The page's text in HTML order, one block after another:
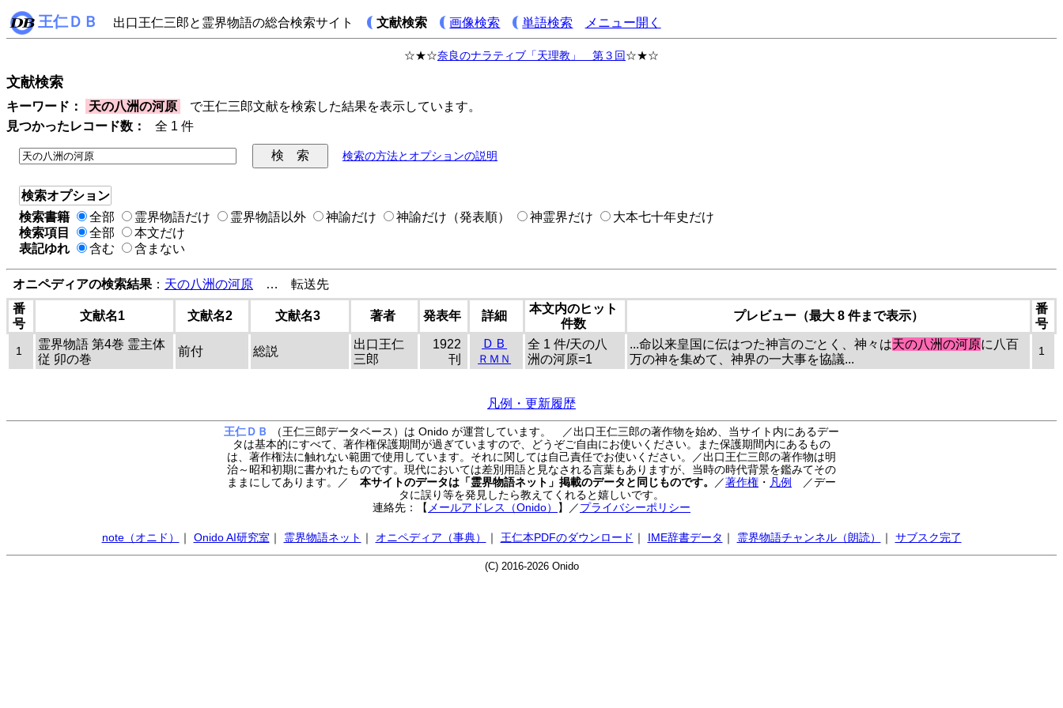
王仁ＤＢ 出口王仁三郎と霊界物語の総合検索サイト 文献検索 画像検索 単語検索 メニュー開く
☆★☆奈良のナラティブ「天理教」 第３回☆★☆
文献検索
キーワード： 天の八洲の河原
で王仁三郎文献を検索した結果を表示しています。
見つかったレコード数：
全 1 件
検索の方法とオプションの説明
検索オプション
検索書籍
全部 霊界物語だけ 霊界物語以外 神諭だけ 神諭だけ（発表順） 神霊界だけ
大本七十年史だけ
検索項目
全部
本文だけ
表記ゆれ
含む 含まない
オニペディアの検索結果： 天の八洲の河原 … 転送先
番
号
文献名1 文献名2 文献名3 著者 発表年 詳細
本文内のヒット
件数
プレビュー（最大 8 件まで表示）
番
号
1
霊界物語 第4巻 霊主体
従 卯の巻
前付 総説
出口王仁
三郎
1922
刊
ＤＢ
ＲＭＮ
全 1 件/天の八
洲の河原=1
...命以来皇国に伝はつた神言のごとく、神々は天の八洲の河原に八百
万の神を集めて、神界の一大事を協議...
1
凡例・更新履歴
王仁ＤＢ （王仁三郎データベース）は Onido が運営しています。
／出口王仁三郎の著作物を始め、当サイト内にあるデー
タは基本的にすべて、著作権保護期間が過ぎていますので、どうぞご自由にお使いください。また保護期間内にあるもの
は、著作権法に触れない範囲で使用しています。それに関しては自己責任でお使いください。／出口王仁三郎の著作物は明
治～昭和初期に書かれたものです。現代においては差別用語と見なされる言葉もありますが、当時の時代背景を鑑みてその
ままにしてあります。／ 本サイトのデータは「霊界物語ネット」掲載のデータと同じものです。 ／著作権 ・ 凡例 ／デー
タに誤り等を発見したら教えてくれると嬉しいです。
連絡先：【 メールアドレス（Onido） 】 ／プライバシーポリシー
note（オニド） ｜ Onido AI研究室 ｜ 霊界物語ネット ｜ オニペディア（事典） ｜ 王仁本PDFのダウンロード ｜ IME辞書データ ｜ 霊界物語チャンネル（朗読） ｜ サブスク完了
(C) 2016-2026 Onido